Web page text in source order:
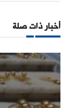
أخبار ذات صلة